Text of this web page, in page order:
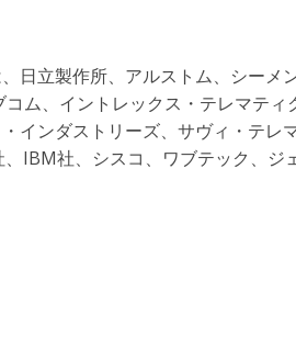
日立製作所、アルストム、シーメ
ム、イントレックス・テレマティ
インダストリーズ、サヴィ・テレ
IBM社、シスコ、ワブテック、ジ